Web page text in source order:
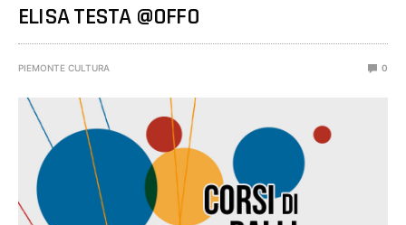
ELISA TESTA @OFFO
PIEMONTE CULTURA 0